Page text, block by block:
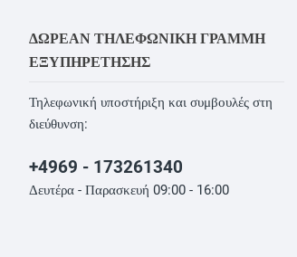
ΔΩΡΕΆΝ ΤΗΛΕΦΩΝΙΚΉ ΓΡΑΜΜΉ
ΕΞΥΠΗΡΈΤΗΣΗΣ
Τηλεφωνική υποστήριξη και συμβουλές στη
διεύθυνση:
+4969 - 173261340
Δευτέρα - Παρασκευή 09:00 - 16:00